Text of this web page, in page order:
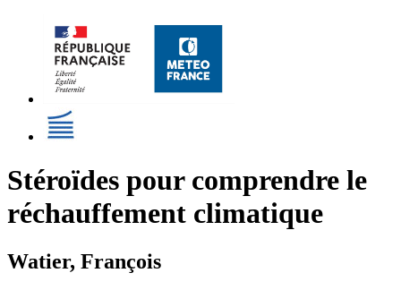
Stéroïdes pour comprendre le
réchauffement climatique
Watier, François